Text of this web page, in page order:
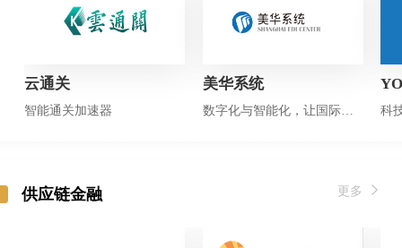
云通关
智能通关加速器
美华系统
数字化与智能化，让国际贸易更自由！ 科
供应链金融 更多